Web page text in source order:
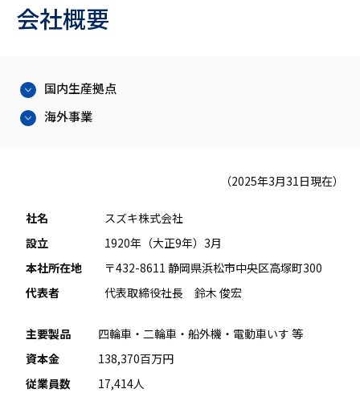
会社概要
国内生産拠点
海外事業
（2025年3月31日現在）
社名
スズキ株式会社
設立
1920年（大正9年）3月
本社所在地
〒432-8611 静岡県浜松市中央区高塚町300
代表者
代表取締役社長 鈴木 俊宏
主要製品
四輪車・二輪車・船外機・電動車いす 等
資本金
138,370百万円
従業員数
17,414人